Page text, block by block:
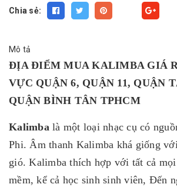
Chia sẻ:
Mô tả
ĐỊA ĐIỂM MUA KALIMBA GIÁ
VỰC QUẬN 6, QUẬN 11, QUẬN
QUẬN BÌNH TÂN TPHCM
Kalimbalà một loại nhạc cụ có
Phi. Âm thanh Kalimba khá giống
gió. Kalimba thích hợp với tất cả
mềm, kể cả học sinh sinh viên, Đến